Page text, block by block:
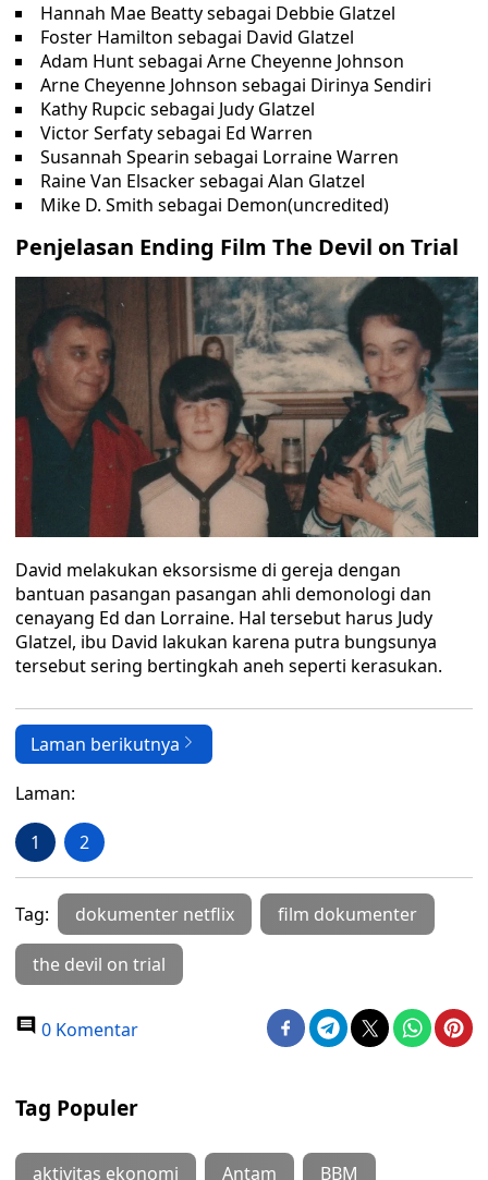
Hannah Mae Beatty sebagai Debbie Glatzel
Foster Hamilton sebagai David Glatzel
Adam Hunt sebagai Arne Cheyenne Johnson
Arne Cheyenne Johnson sebagai Dirinya Sendiri
Kathy Rupcic sebagai Judy Glatzel
Victor Serfaty sebagai Ed Warren
Susannah Spearin sebagai Lorraine Warren
Raine Van Elsacker sebagai Alan Glatzel
Mike D. Smith sebagai Demon(uncredited)
Penjelasan Ending Film The Devil on Trial
David melakukan eksorsisme di gereja dengan
bantuan pasangan pasangan ahli demonologi dan
cenayang Ed dan Lorraine. Hal tersebut harus Judy
Glatzel, ibu David lakukan karena putra bungsunya
tersebut sering bertingkah aneh seperti kerasukan.
Laman berikutnya
Laman:
1 2
Tag: dokumenter netflix film dokumenter
the devil on trial
0 Komentar
Tag Populer
aktivitas ekonomi Antam BBM